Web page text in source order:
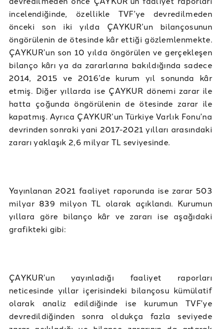
incelendiğinde, özellikle TVF’ye devredilmeden
önceki son iki yılda ÇAYKUR’un bilançosunun
öngörülenin de ötesinde kâr ettiği gözlemlenmekte.
ÇAYKUR’un son 10 yılda öngörülen ve gerçekleşen
bilanço kârı ya da zararlarına bakıldığında sadece
2014, 2015 ve 2016’de kurum yıl sonunda kâr
etmiş. Diğer yıllarda ise ÇAYKUR dönemi zarar ile
hatta çoğunda öngörülenin de ötesinde zarar ile
kapatmış. Ayrıca ÇAYKUR’un Türkiye Varlık Fonu’na
devrinden sonraki yani 2017-2021 yılları arasındaki
zararı yaklaşık 2,6 milyar TL seviyesinde.
Yayınlanan 2021 faaliyet raporunda ise zarar 503
milyar 839 milyon TL olarak açıklandı. Kurumun
yıllara göre bilanço kâr ve zararı ise aşağıdaki
grafikteki gibi:
ÇAYKUR’un yayınladığı faaliyet raporları
neticesinde yıllar içerisindeki bilançosu kümülatif
olarak analiz edildiğinde ise kurumun TVF’ye
devredildiğinden sonra oldukça fazla seviyede